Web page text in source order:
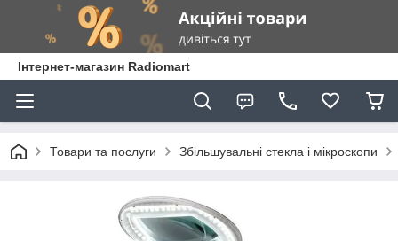
Інтернет-магазин Radiomart
Товари та послуги Збільшувальні стекла і мікроскопи